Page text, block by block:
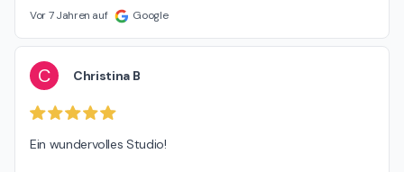
Vor 7 Jahren auf Google
C Christina B
Ein wundervolles Studio!